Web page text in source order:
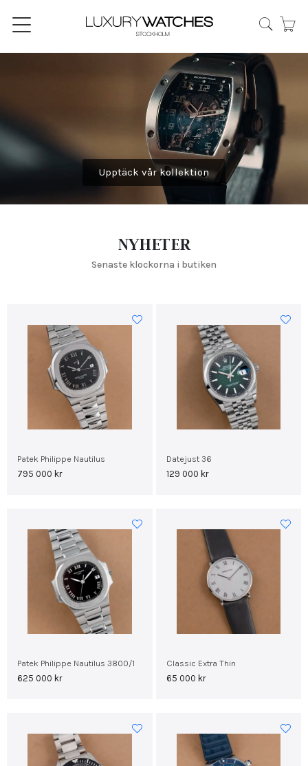
Upptäck vår kollektion
NYHETER
Senaste klockorna i butiken
Patek Philippe Nautilus
795 000 kr
Datejust 36
129 000 kr
Patek Philippe Nautilus 3800/1
625 000 kr
Classic Extra Thin
65 000 kr